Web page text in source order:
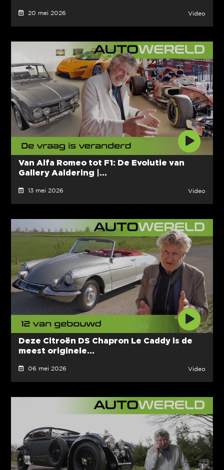
20 mei 2026 Video
Van Alfa Romeo tot F1: De Evolutie van
Gallery Aaldering |...
13 mei 2026 Video
Deze Citroën DS Chapron Le Caddy is de
meest originele...
06 mei 2026 Video